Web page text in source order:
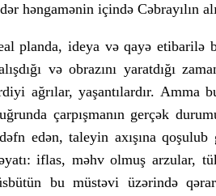
həngamənin içində Cəbrayılın
planda, ideya və qayə etibarilə
və obrazını yaratdığı
ağrılar, yaşantılardır.
çarpışmanın gerçək
edən, taleyin axışına qoşulub
iflas, məhv olmuş arzular,
bu müstəvi üzərində